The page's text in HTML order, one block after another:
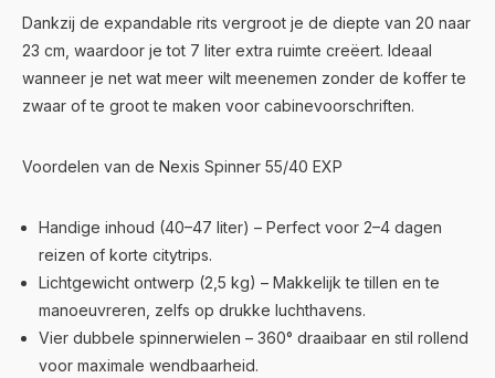
Dankzij de expandable rits vergroot je de diepte van 20 naar
23 cm, waardoor je tot 7 liter extra ruimte creëert. Ideaal
wanneer je net wat meer wilt meenemen zonder de koffer te
zwaar of te groot te maken voor cabinevoorschriften.
Voordelen van de Nexis Spinner 55/40 EXP
Handige inhoud (40–47 liter) – Perfect voor 2–4 dagen
reizen of korte citytrips.
Lichtgewicht ontwerp (2,5 kg) – Makkelijk te tillen en te
manoeuvreren, zelfs op drukke luchthavens.
Vier dubbele spinnerwielen – 360° draaibaar en stil rollend
voor maximale wendbaarheid.